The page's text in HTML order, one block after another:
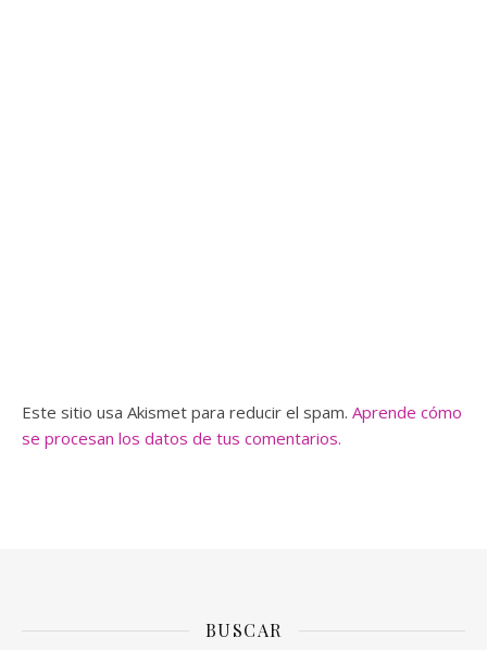
Este sitio usa Akismet para reducir el spam. Aprende cómo
se procesan los datos de tus comentarios.
BUSCAR